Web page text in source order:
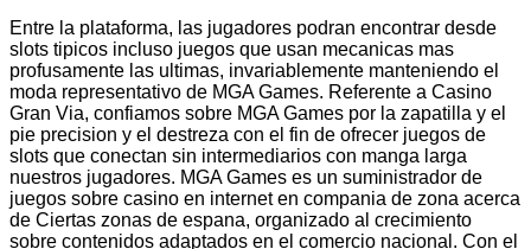
Entre la plataforma, las jugadores podran encontrar desde
slots tipicos incluso juegos que usan mecanicas mas
profusamente las ultimas, invariablemente manteniendo el
moda representativo de MGA Games. Referente a Casino
Gran Via, confiamos sobre MGA Games por la zapatilla y el
pie precision y el destreza con el fin de ofrecer juegos de
slots que conectan sin intermediarios con manga larga
nuestros jugadores. MGA Games es un suministrador de
juegos sobre casino en internet en compania de zona acerca
de Ciertas zonas de espana, organizado al crecimiento
sobre contenidos adaptados en el comercio nacional. Con el